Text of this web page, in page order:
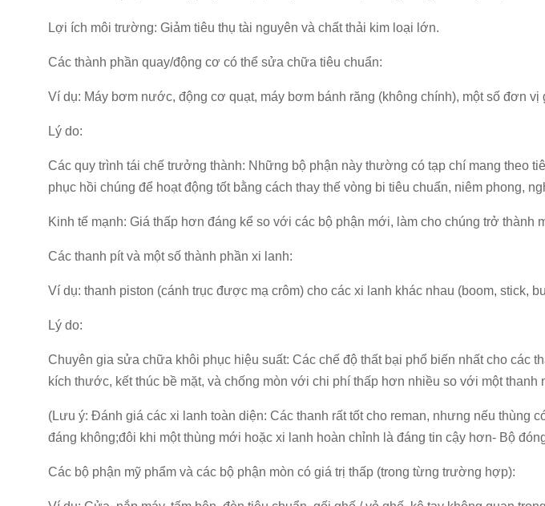
Lợi ích môi trường: Giảm tiêu thụ tài nguyên và chất thải kim loại lớn.
Các thành phần quay/động cơ có thể sửa chữa tiêu chuẩn:
Ví dụ: Máy bơm nước, động cơ quạt, máy bơm bánh răng (không chính), một số đơn
Lý do:
Các quy trình tái chế trưởng thành: Những bộ phận này thường có tạp chí mang theo
phục hồi chúng để hoạt động tốt bằng cách thay thế vòng bi tiêu chuẩn, niêm phong,
Kinh tế mạnh: Giá thấp hơn đáng kể so với các bộ phận mới, làm cho chúng trở
Các thanh pít và một số thành phần xi lanh:
Ví dụ: thanh piston (cánh trục được mạ crôm) cho các xi lanh khác nhau (boom, stick,
Lý do:
Chuyên gia sửa chữa khôi phục hiệu suất: Các chế độ thất bại phổ biến nhất cho các
kích thước, kết thúc bề mặt, và chống mòn với chi phí thấp hơn nhiều so với một thanh
(Lưu ý: Đánh giá các xi lanh toàn diện: Các thanh rất tốt cho reman, nhưng nếu thùng
đáng không;đôi khi một thùng mới hoặc xi lanh hoàn chỉnh là đáng tin cậy hơn- Bộ
Các bộ phận mỹ phẩm và các bộ phận mòn có giá trị thấp (trong từng trường hợp):